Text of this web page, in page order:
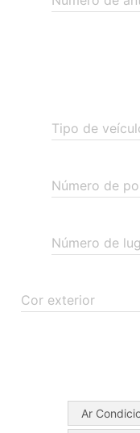
Tipo de
Número de
Número de
Cor exterior
Ar